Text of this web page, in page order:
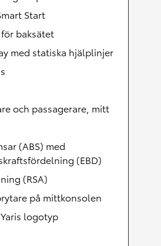
Start
baksätet
med statiska hjälplinjer
och passagerare, mitt
(ABS) med
(EBD)
(RSA)
på mittkonsolen
logotyp